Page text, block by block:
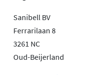
Sanibell BV
Ferrarilaan 8
3261 NC
Oud-Beijerland